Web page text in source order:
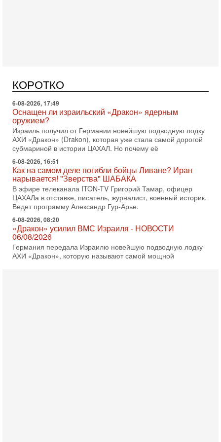
КОРОТКО
еврейский политический альянс? Что произойдет с
политическим раскладом сил, если арабский список
6-08-2026, 17:49
Оснащен ли израильский «Дракон» ядерным
оружием?
Израиль получил от Германии новейшую подводную лодку
АХИ «Дракон» (Drakon), которая уже стала самой дорогой
субмариной в истории ЦАХАЛ. Но почему её
6-08-2026, 16:51
Как на самом деле погибли бойцы Ливане? Иран
нарывается! "Зверства" ШАБАКА
В эфире телеканала ITON-TV Григорий Тамар, офицер
ЦАХАЛа в отставке, писатель, журналист, военный историк.
Ведет программу Александр Гур-Арье.
6-08-2026, 08:20
«Дракон» усилил ВМС Израиля - НОВОСТИ
06/08/2026
Германия передала Израилю новейшую подводную лодку
АХИ «Дракон», которую называют самой мощной